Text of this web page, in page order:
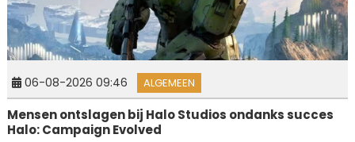
06-08-2026 09:46 ALGEMEEN
Mensen ontslagen bij Halo Studios ondanks succes
Halo: Campaign Evolved